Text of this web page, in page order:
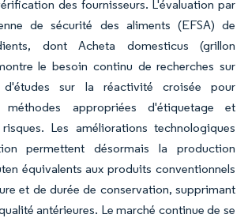
des fournisseurs. L'évaluation par
de sécurité des aliments (EFSA) de
dont Acheta domesticus (grillon
le besoin continu de recherches sur
d'études sur la réactivité croisée pour
méthodes appropriées d'étiquetage et
Les améliorations technologiques
permettent désormais la production
équivalents aux produits conventionnels
et de durée de conservation, supprimant
antérieures. Le marché continue de se